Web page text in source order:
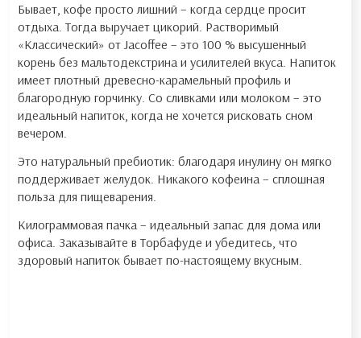
Бывает, кофе просто лишний – когда сердце просит
отдыха. Тогда выручает цикорий. Растворимый
«Классический» от Jacoffee – это 100 % высушенный
корень без мальтодекстрина и усилителей вкуса. Напиток
имеет плотный древесно-карамельный профиль и
благородную горчинку. Со сливками или молоком – это
идеальный напиток, когда не хочется рисковать сном
вечером.
Это натуральный пребиотик: благодаря инулину он мягко
поддерживает желудок. Никакого кофеина – сплошная
польза для пищеварения.
Килограммовая пачка – идеальный запас для дома или
офиса. Заказывайте в Торбафуде и убедитесь, что
здоровый напиток бывает по-настоящему вкусным.